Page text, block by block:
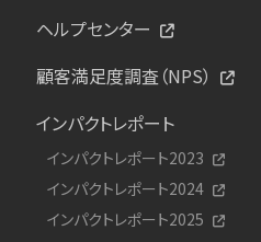
ヘルプセンター
顧客満足度調査（NPS）
インパクトレポート
インパクトレポート2023
インパクトレポート2024
インパクトレポート2025